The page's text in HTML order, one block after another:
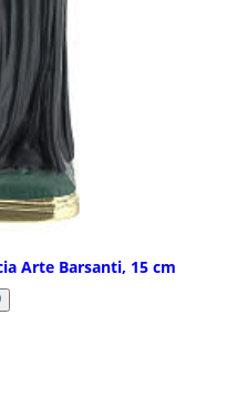
Arte Barsanti, 15 cm